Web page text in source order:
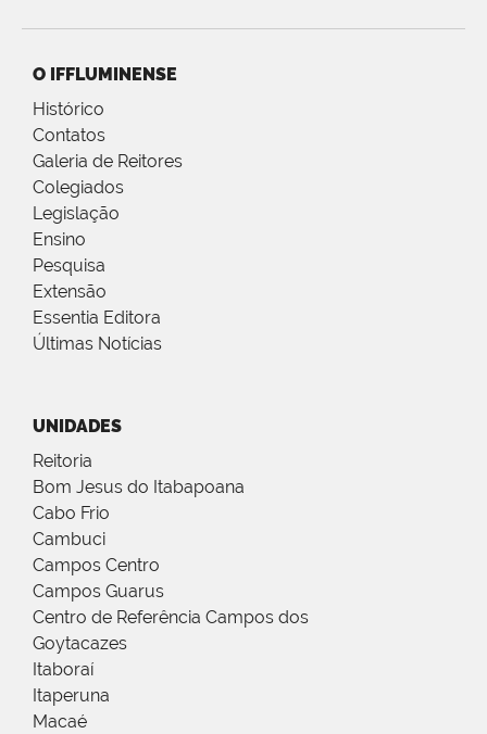
O IFFLUMINENSE
Histórico
Contatos
Galeria de Reitores
Colegiados
Legislação
Ensino
Pesquisa
Extensão
Essentia Editora
Últimas Notícias
UNIDADES
Reitoria
Bom Jesus do Itabapoana
Cabo Frio
Cambuci
Campos Centro
Campos Guarus
Centro de Referência Campos dos
Goytacazes
Itaboraí
Itaperuna
Macaé